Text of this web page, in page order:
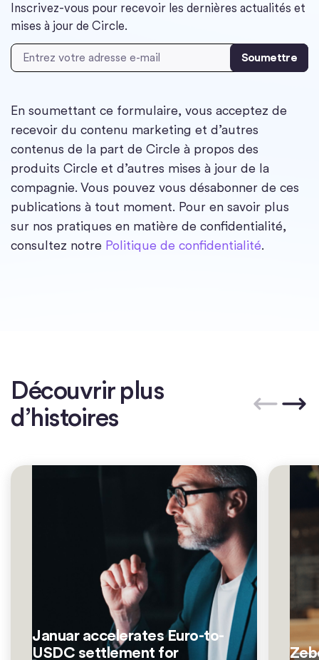
Inscrivez-vous pour recevoir les dernières actualités et
mises à jour de Circle.
Adresse email *
En soumettant ce formulaire, vous acceptez de
recevoir du contenu marketing et d’autres
contenus de la part de Circle à propos des
produits Circle et d’autres mises à jour de la
compagnie. Vous pouvez vous désabonner de ces
publications à tout moment. Pour en savoir plus
sur nos pratiques en matière de confidentialité,
consultez notre Politique de confidentialité.
Découvrir plus
d’histoires
Januar accelerates Euro-to-
USDC settlement for